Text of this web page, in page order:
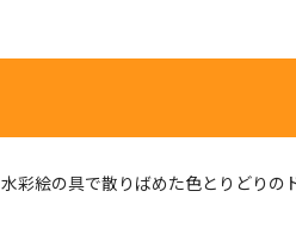
水彩絵の具で散りばめた色とりどり